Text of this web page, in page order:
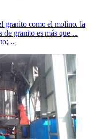
granito como el molino. la
de granito es más que ...
...